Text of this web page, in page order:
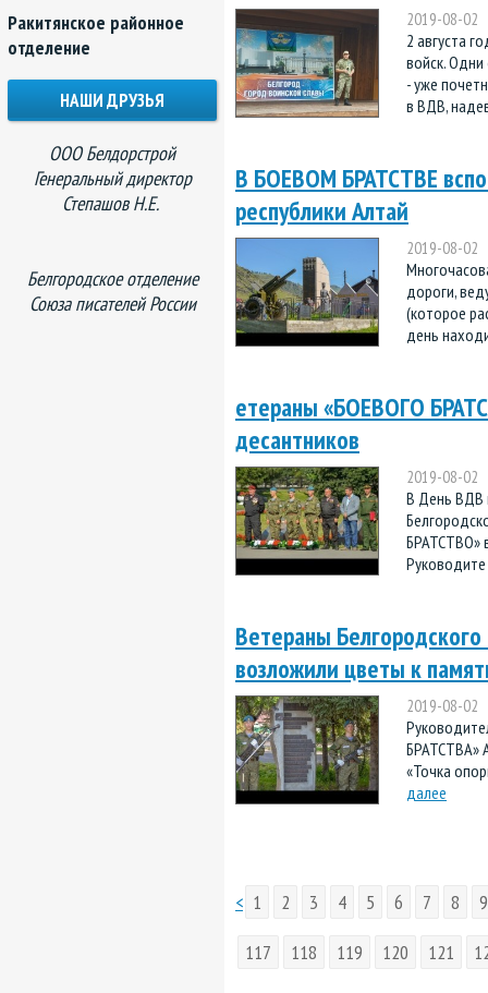
2019-08-02
2 августа
войск. Одни
- уже
в ВДВ,
В БОЕВОМ БРАТСТВЕ
республики Алтай
2019-08-02
дороги,
(которое
день
етераны «БОЕВОГО
десантников
2019-08-02
В День ВДВ
БРАТСТВО»
Ветераны
возложили цветы к
2019-08-02
БРАТСТВА»
«Точка
далее
< 1 2 3 4 5 6 7 8
9
117
118 119 120 121
Ракитянское районное
отделение
НАШИ ДРУЗЬЯ
ООО Белдорстрой
Генеральный директор
Степашов Н.Е.
Белгородское отделение
Союза писателей России